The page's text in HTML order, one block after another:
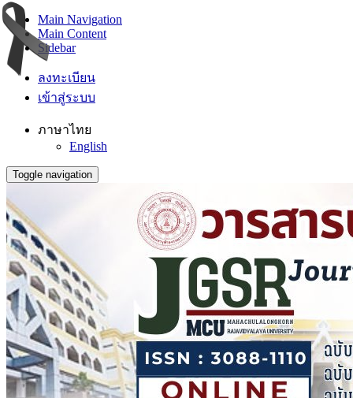
Main Navigation
Main Content
Sidebar
ลงทะเบียน
เข้าสู่ระบบ
ภาษาไทย
English
Toggle navigation